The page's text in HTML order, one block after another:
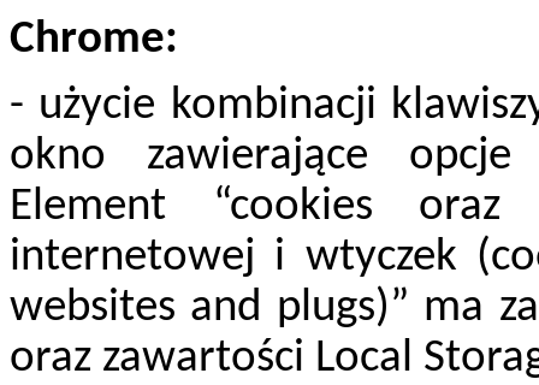
Chrome:
- użycie kombinacji
okno zawierające opcje
Element “cookies
internetowej i wtyczek
websites and plugs)” ma
oraz zawartości Local